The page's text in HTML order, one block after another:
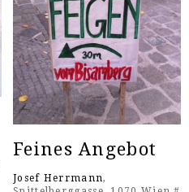
Feines Angebot
Josef Herrmann,